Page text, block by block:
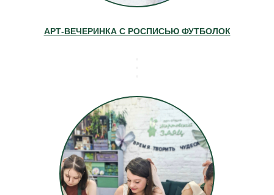
АРТ-ВЕЧЕРИНКА С РОСПИСЬЮ ФУТБОЛОК